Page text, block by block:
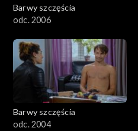
Barwy szczęścia
odc. 2006
Barwy szczęścia
odc. 2004